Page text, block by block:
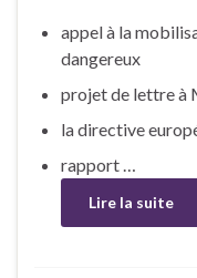
appel à la
dangereux
projet de lettre à
la directive
rapport …
Lire la suite